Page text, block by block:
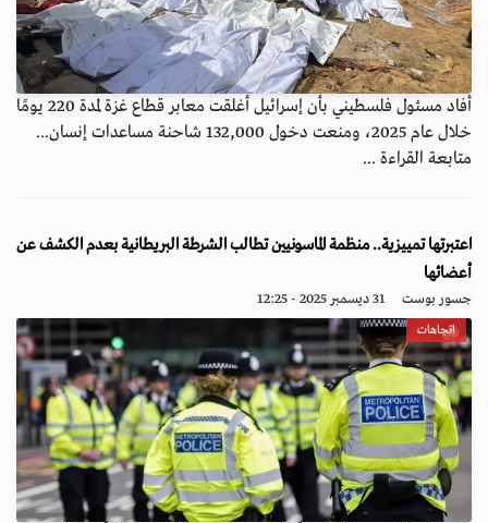
أفاد مسئول فلسطيني بأن إسرائيل أغلقت معابر قطاع غزة لمدة 220 يومًا
خلال عام 2025، ومنعت دخول 132,000 شاحنة مساعدات إنسان...
متابعة القراءة ...
اعتبرتها تمييزية.. منظمة الماسونيين تطالب الشرطة البريطانية بعدم الكشف عن
أعضائها
جسور بوست 31 ديسمبر 2025 - 12:25
اتجاهات